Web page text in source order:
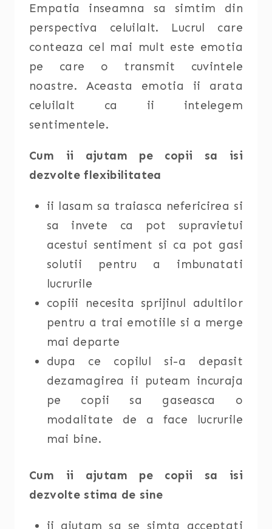
Empatia inseamna sa simtim din
perspectiva celuilalt. Lucrul care
conteaza cel mai mult este emotia
pe care o transmit cuvintele
noastre. Aceasta emotia ii arata
celuilalt ca ii intelegem
sentimentele.
Cum ii ajutam pe copii sa isi
dezvolte flexibilitatea
ii lasam sa traiasca nefericirea si
sa invete ca pot supravietui
acestui sentiment si ca pot gasi
solutii pentru a imbunatati
lucrurile
copiii necesita sprijinul adultilor
pentru a trai emotiile si a merge
mai departe
dupa ce copilul si-a depasit
dezamagirea ii puteam incuraja
pe copii sa gaseasca o
modalitate de a face lucrurile
mai bine.
Cum ii ajutam pe copii sa isi
dezvolte stima de sine
ii ajutam sa se simta acceptati